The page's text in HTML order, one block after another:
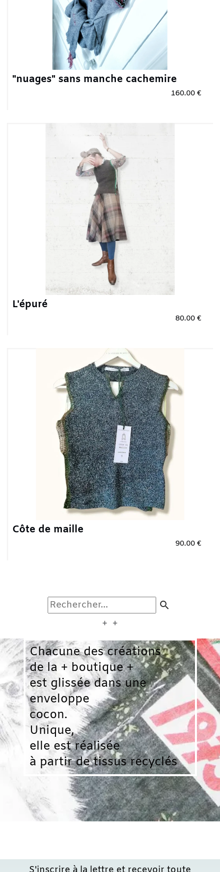
"nuages" sans manche cachemire
160.00 €
L'épuré
80.00 €
Côte de maille
90.00 €
search
+ +
Chacune des créations
de la + boutique +
est glissée dans une
enveloppe
cocon.
Unique,
elle est réalisée
à partir de tissus recyclés